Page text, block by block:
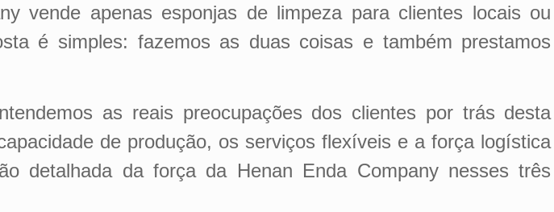
vende apenas esponjas de limpeza para clientes locais ou
é simples: fazemos as duas coisas e também prestamos
as reais preocupações dos clientes por trás desta
de produção, os serviços flexíveis e a força logística
detalhada da força da Henan Enda Company nesses três